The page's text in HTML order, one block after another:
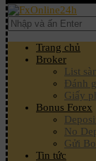
Trang chủ
Broker
List
Đánh
Giấy
Bonus Forex
No
Gửi
Tin tức